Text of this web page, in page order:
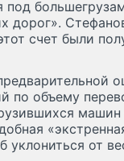
дорог».
счет были
по объему
уклониться от